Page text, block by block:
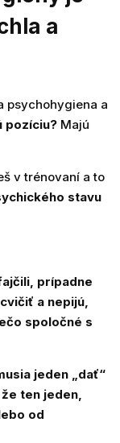
a
psychohygiena a
pozíciu? Majú
v trénovaní a to
stavu
prípadne
a nepijú,
spoločné s
jeden „dať“
ten jeden,
od